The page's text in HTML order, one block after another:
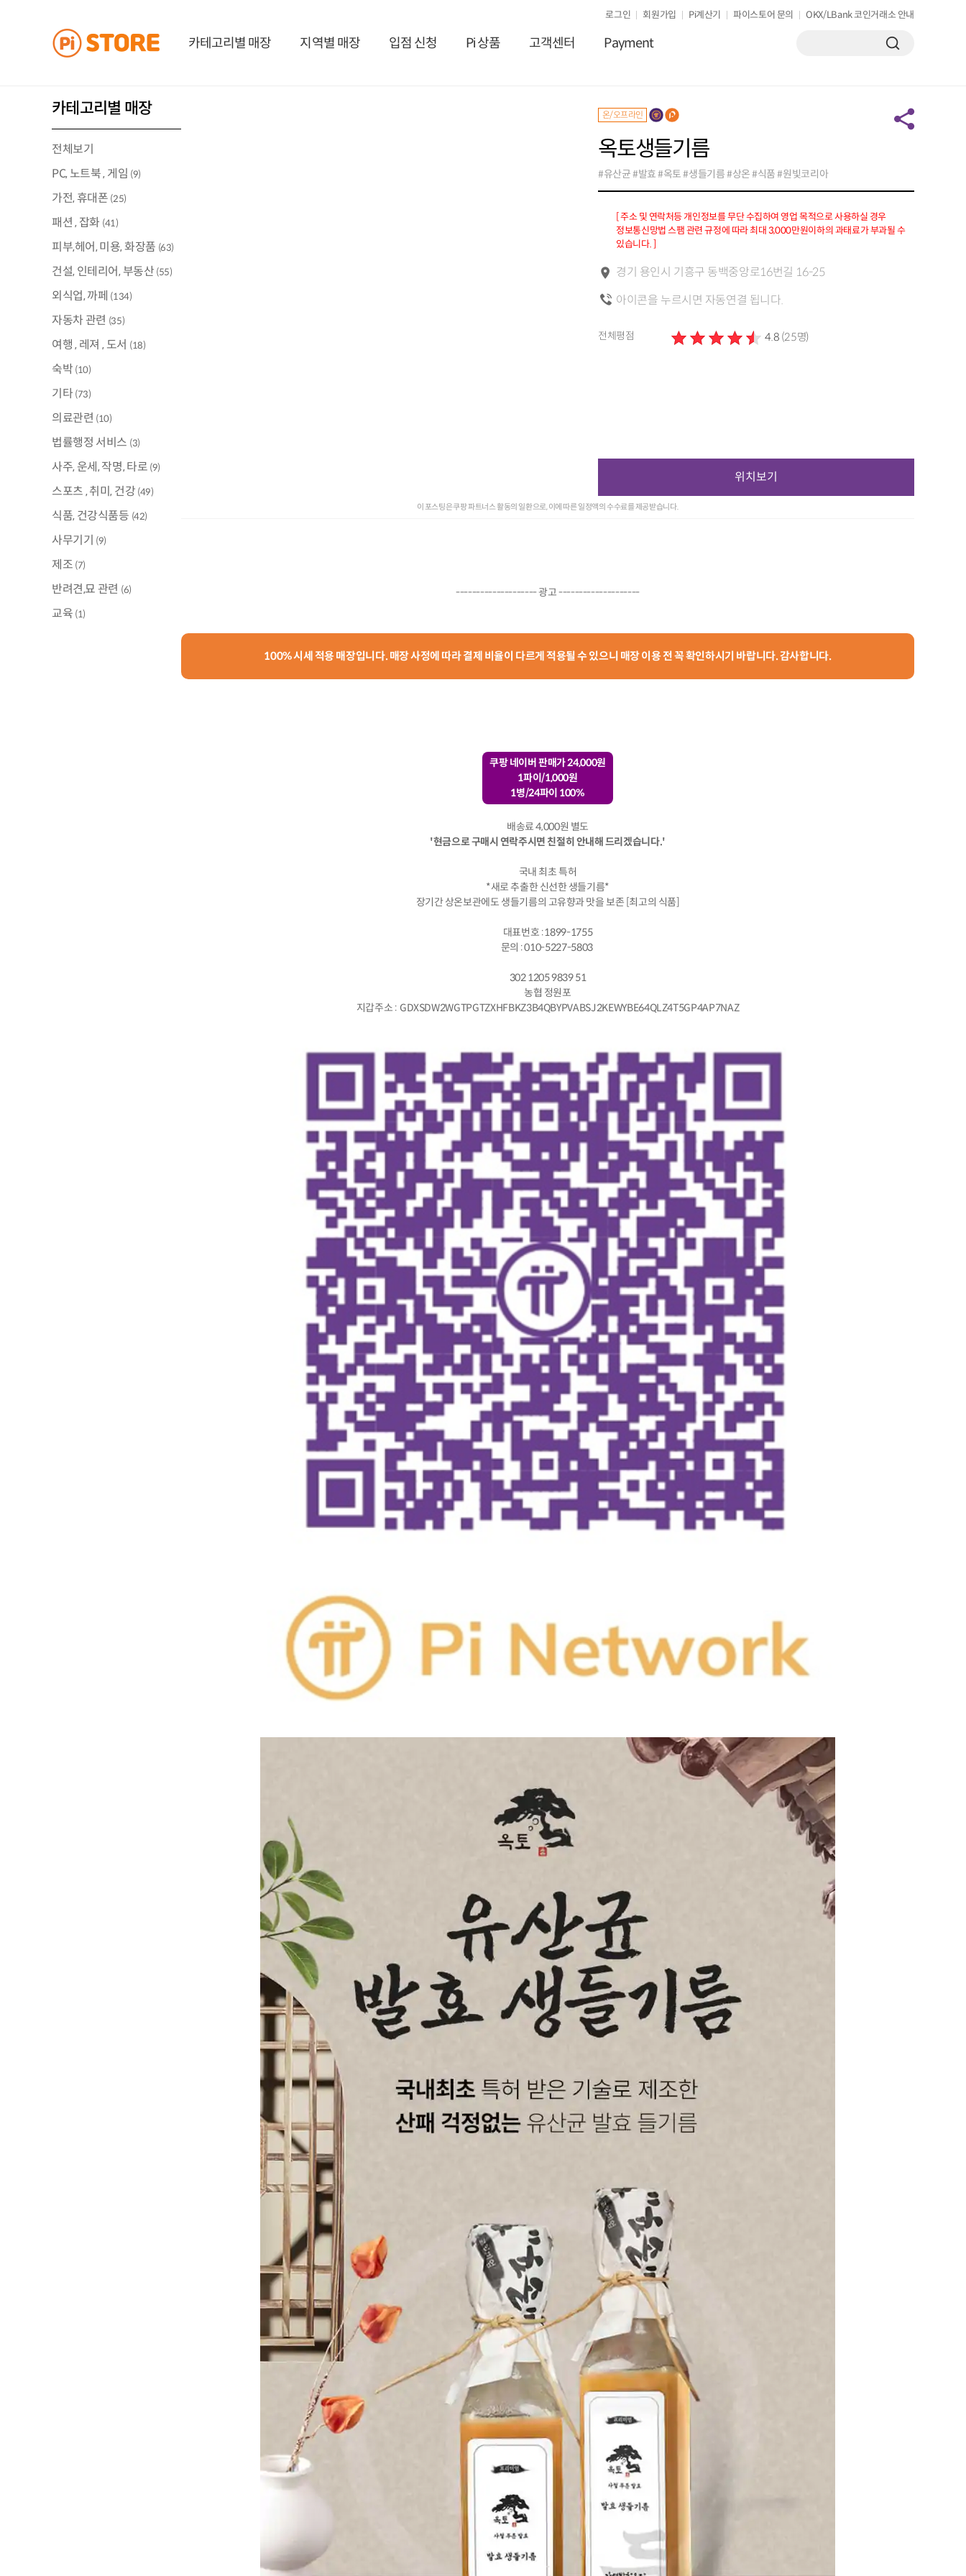
카테고리별 매장 지역별 매장 입점 신청 Pi 상품 고객센터 Payment
로그인 회원가입 Pi계산기 파이스토어 문의 OKX/LBank 코인거래소 안내
카테고리별 매장
전체보기
PC, 노트북 , 게임 (9)
가전, 휴대폰 (25)
패션 , 잡화 (41)
피부,헤어, 미용, 화장품 (63)
건설, 인테리어, 부동산 (55)
외식업, 까페 (134)
자동차 관련 (35)
여행 , 레져 , 도서 (18)
숙박 (10)
기타(73)
의료관련 (10)
법률행정 서비스 (3)
사주, 운세, 작명, 타로 (9)
스포츠 , 취미, 건강 (49)
식품, 건강식품등 (42)
사무기기 (9)
제조 (7)
반려견,묘 관련 (6)
교육 (1)
온/오프라인
옥토생들기름
#유산균 #발효 #옥토 #생들기름 #상온 #식품 #원빛코리아
[ 주소 및 연락처등 개인정보를 무단 수집하여 영업 목적으로 사용하실 경우
정보통신망법 스팸 관련 규정에 따라 최대 3,000만원이하의 과태료가 부과될 수
있습니다. ]
경기 용인시 기흥구 동백중앙로16번길 16-25
아이콘을 누르시면 자동연결 됩니다.
전체평점 4.8 (25명)
위치보기
이 포스팅은 쿠팡 파트너스 활동의 일환으로, 이에 따른 일정액의 수수료를 제공받습니다.
-------------------- 광고 --------------------
100% 시세 적용 매장입니다. 매장 사정에 따라 결제 비율이 다르게 적용될 수 있으니 매장 이용 전 꼭 확인하시기 바랍니다. 감사합니다.
쿠팡 네이버 판매가 24,000원
1파이/1,000원
1병/24파이 100%
배송료 4,000원 별도
'현금으로 구매시 연락주시면 친절히 안내해 드리겠습니다.'
국내 최초 특허
*새로 추출한 신선한 생들기름*
장기간 상온보관에도 생들기름의 고유향과 맛을 보존 [최고의 식품]
대표번호 : 1899-1755
문의 : 010-5227-5803
302 1205 9839 51
농협 정원포
지갑주소 : GDXSDW2WGTPGTZXHFBKZ3B4QBYPVABSJ2KEWYBE64QLZ4T5GP4AP7NAZ